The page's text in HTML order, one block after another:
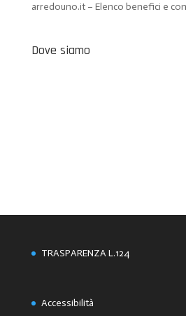
arredouno.it – Elenco benefici e
Dove siamo
TRASPARENZA L.124
Accessibilità